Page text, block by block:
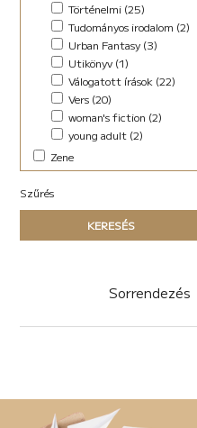
Történelmi (25)
Tudományos irodalom (2)
Urban Fantasy (3)
Utikönyv (1)
Válogatott írások (22)
Vers (20)
woman's fiction (2)
young adult (2)
Zene
Szűrés
Típus
Nyomtatott könyv
KERESÉS
Sorrendezés